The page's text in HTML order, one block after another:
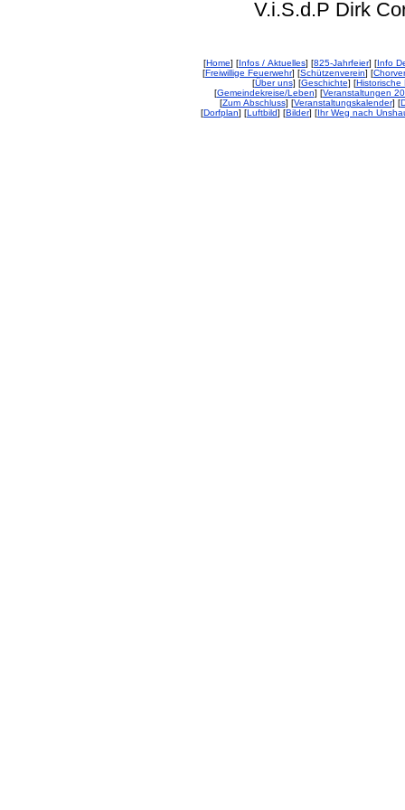
V.i.S.d.P Dirk
[Home] [Infos / Aktuelles] [825-Jahrfeier] [Info
[Freiwillige Feuerwehr] [Schützenverein] [
[Über uns] [Geschichte] [Historische
[Gemeindekreise/Leben] [Veranstaltungen
[Zum Abschluss] [Veranstaltungskalender] [
[Dorfplan] [Luftbild] [Bilder] [Ihr Weg nach